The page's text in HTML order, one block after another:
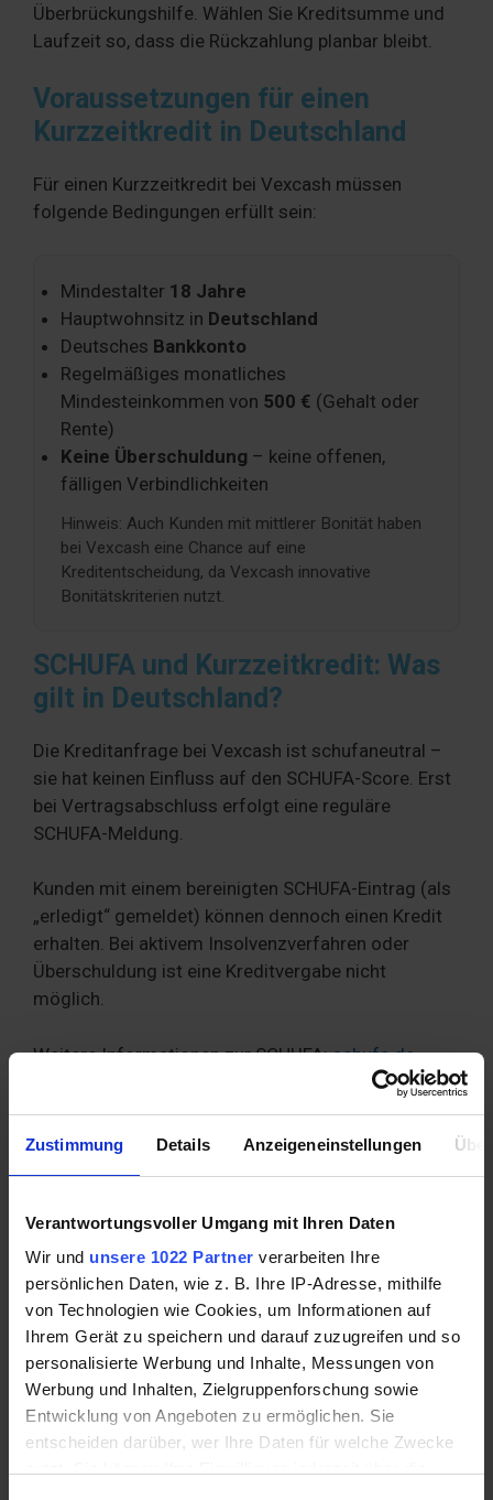
Zustimmung Details Anzeigeneinstellungen
Verantwortungsvoller Umgang mit Ihren Daten
Wir und unsere 1022 Partner verarbeiten Ihre
persönlichen Daten, wie z. B. Ihre IP-Adresse, mithilfe
von Technologien wie Cookies, um Informationen auf
Ihrem Gerät zu speichern und darauf zuzugreifen und so
personalisierte Werbung und Inhalte, Messungen von
Werbung und Inhalten, Zielgruppenforschung sowie
Entwicklung von Angeboten zu ermöglichen. Sie
entscheiden darüber, wer Ihre Daten für welche Zwecke
Überbrückungshilfe. Wählen Sie Kreditsumme und
Laufzeit so, dass die Rückzahlung planbar bleibt.
Voraussetzungen für einen
Kurzzeitkredit in Deutschland
Für einen Kurzzeitkredit bei Vexcash müssen
folgende Bedingungen erfüllt sein:
Mindestalter 18 Jahre
Hauptwohnsitz in Deutschland
Deutsches Bankkonto
Regelmäßiges monatliches
Mindesteinkommen von 500 € (Gehalt oder
Rente)
Keine Überschuldung – keine offenen,
fälligen Verbindlichkeiten
Hinweis: Auch Kunden mit mittlerer Bonität haben
bei Vexcash eine Chance auf eine
Kreditentscheidung, da Vexcash innovative
Bonitätskriterien nutzt.
SCHUFA und Kurzzeitkredit: Was
gilt in Deutschland?
Die Kreditanfrage bei Vexcash ist schufaneutral –
sie hat keinen Einfluss auf den SCHUFA-Score. Erst
bei Vertragsabschluss erfolgt eine reguläre
SCHUFA-Meldung.
Kunden mit einem bereinigten SCHUFA-Eintrag (als
„erledigt“ gemeldet) können dennoch einen Kredit
erhalten. Bei aktivem Insolvenzverfahren oder
Überschuldung ist eine Kreditvergabe nicht
möglich.
Weitere Informationen zur SCHUFA:schufa.de
Das Smart-Paket: Bevorzugte
Bearbeitung in 24 Stunden
Kreditantrag bei Vexcash innerhalb von 24 Stunden
bevorzugt bearbeitet. Kosten: 69 € pro Monat. Der
Abschluss ist freiwillig und nicht im effektiven
Jahreszins enthalten.
Smart-Paket auf einen Blick:
Kosten:
69 € / Monat
· Bearbeitungszeit:
innerhalb 24 Stunden· Abschluss: freiwillig ·